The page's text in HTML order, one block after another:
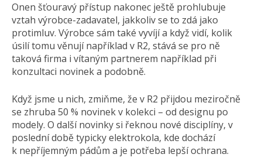
Onen šťouravý přístup nakonec ještě prohlubuje
vztah výrobce-zadavatel, jakkoliv se to zdá jako
protimluv. Výrobce sám také vyvíjí a když vidí, kolik
úsilí tomu věnují například v R2, stává se pro ně
taková firma i vítaným partnerem například při
konzultaci novinek a podobně.
Když jsme u nich, zmiňme, že v R2 přijdou meziročně
se zhruba 50 % novinek v kolekci – od designu po
modely. O další novinky si řeknou nové disciplíny, v
poslední době typicky elektrokola, kde dochází
k nepříjemným pádům a je potřeba lepší ochrana.